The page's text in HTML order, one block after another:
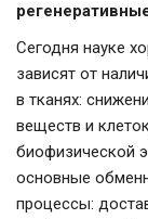
Сегодня науке
зависят от
в тканях:
веществ и
биофизической
основные
процессы: